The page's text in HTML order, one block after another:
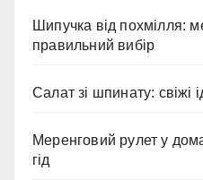
Шипучка від похмілля:
правильний вибір
Салат зі шпинату: свіжі
Меренговий рулет у
гід